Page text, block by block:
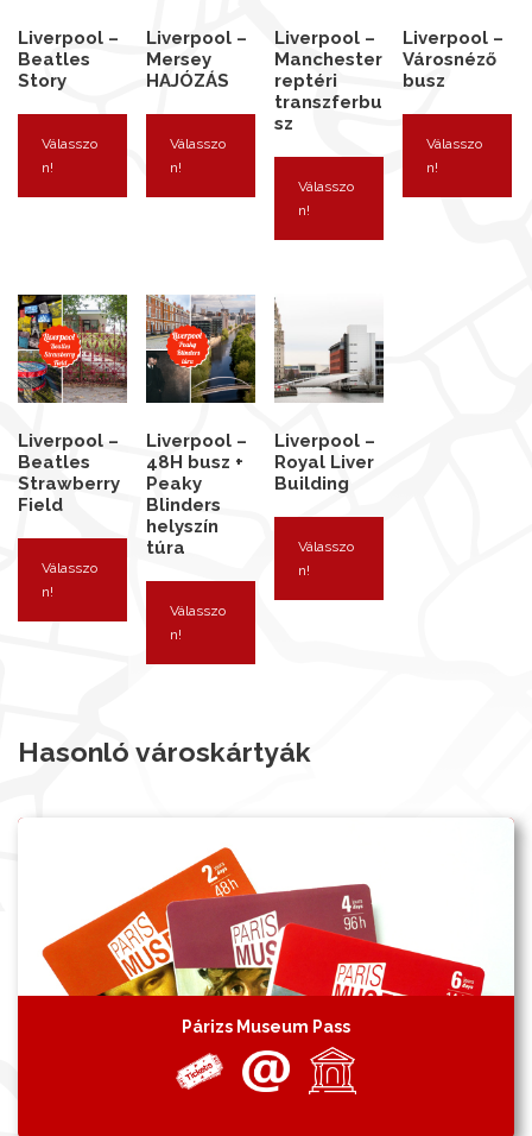
Liverpool –
Beatles
Story
Válasszo
n!
Liverpool –
Mersey
HAJÓZÁS
Válasszo
n!
Liverpool –
Manchester
reptéri
transzferbu
sz
Válasszo
n!
Liverpool –
Városnéző
busz
Válasszo
n!
Liverpool –
Beatles
Strawberry
Field
Válasszo
n!
Liverpool –
48H busz +
Peaky
Blinders
helyszín
túra
Válasszo
n!
Liverpool –
Royal Liver
Building
Válasszo
n!
Hasonló városkártyák
Párizs Museum Pass